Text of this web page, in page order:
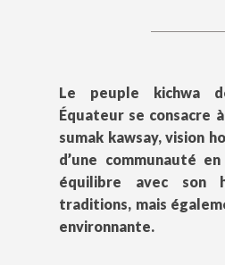
Le peuple kichwa
Équateur se consacre
sumak kawsay, vision
d’une communauté
équilibre avec son
traditions, mais
environnante.